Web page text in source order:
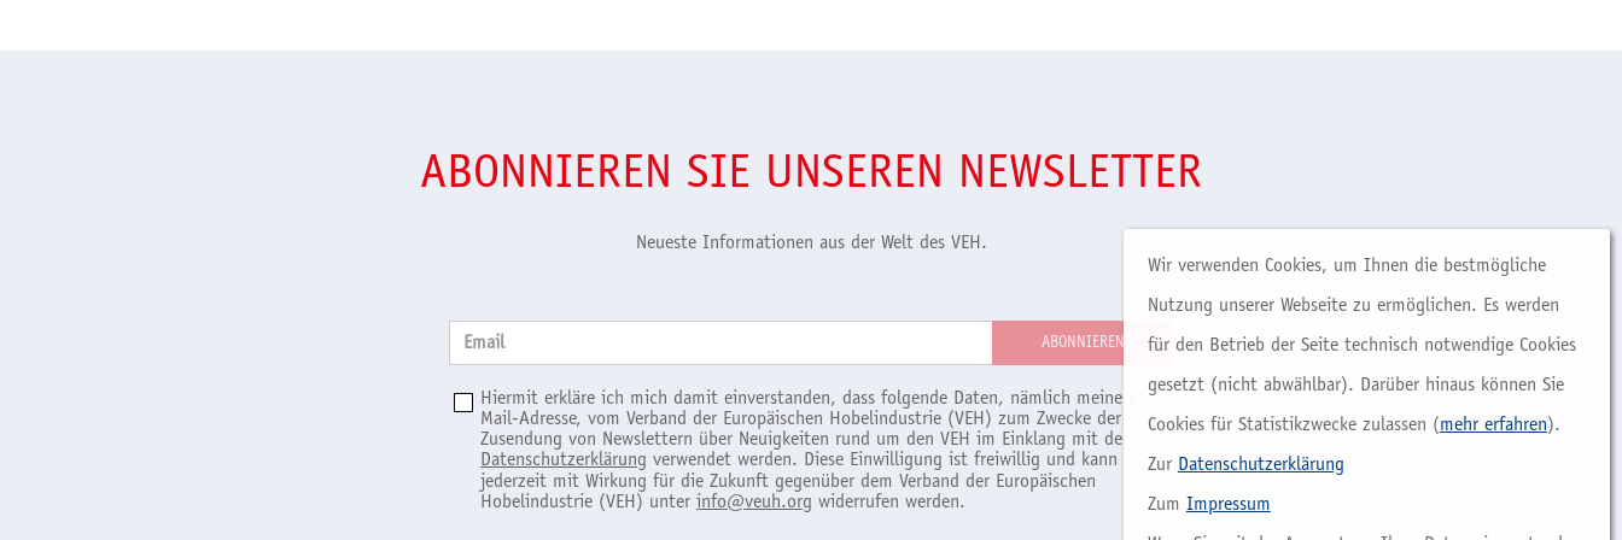
ABONNIEREN SIE UNSEREN NEWSLETTER
Neueste Informationen aus der Welt des VEH.
Email
Hiermit erkläre ich mich damit einverstanden, dass folgende Daten, nämlich meine E-
Mail-Adresse, vom Verband der Europäischen Hobelindustrie (VEH) zum Zwecke der
Zusendung von Newslettern über Neuigkeiten rund um den VEH im Einklang mit der
Datenschutzerklärung verwendet werden. Diese Einwilligung ist freiwillig und kann
jederzeit mit Wirkung für die Zukunft gegenüber dem Verband der Europäischen
Hobelindustrie (VEH) unter info@veuh.org widerrufen werden.
Wir verwenden Cookies, um Ihnen die bestmögliche
Nutzung unserer Webseite zu ermöglichen. Es werden
für den Betrieb der Seite technisch notwendige Cookies
gesetzt (nicht abwählbar). Darüber hinaus können Sie
Cookies für Statistikzwecke zulassen (mehr erfahren).
Zur Datenschutzerklärung
Zum Impressum